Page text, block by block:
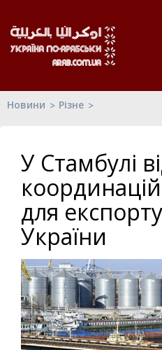
Новини Різне
У Стамбулі
для
України